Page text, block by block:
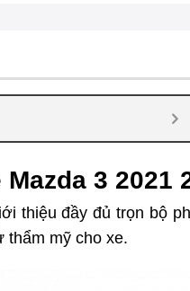
3 2021
thiệu đầy đủ trọn bộ
thẩm mỹ cho xe.